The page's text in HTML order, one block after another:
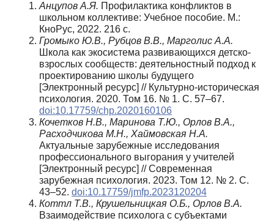
Анцупов А.Я. Профилактика конфликтов в
школьном коллективе: Учебное пособие. М.:
КноРус, 2022. 216 с.
Громыко Ю.В., Рубцов В.В., Марголис А.А.
Школа как экосистема развивающихся детско-
взрослых сообществ: деятельностный подход к
проектированию школы будущего
[Электронный ресурс] // Культурно-историческая
психология. 2020. Том 16. № 1. С. 57–67.
doi:10.17759/chp.2020160106
Кочетков Н.В., Маринова Т.Ю., Орлов В.А.,
Расходчикова М.Н., Хаймовская Н.А.
Актуальные зарубежные исследования
профессионального выгорания у учителей
[Электронный ресурс] // Современная
зарубежная психология. 2023. Том 12. № 2. С.
43–52. doi:10.17759/jmfp.2023120204
Коттл Т.В., Крушельницкая О.Б., Орлов В.А.
Взаимодействие психолога с субъектами